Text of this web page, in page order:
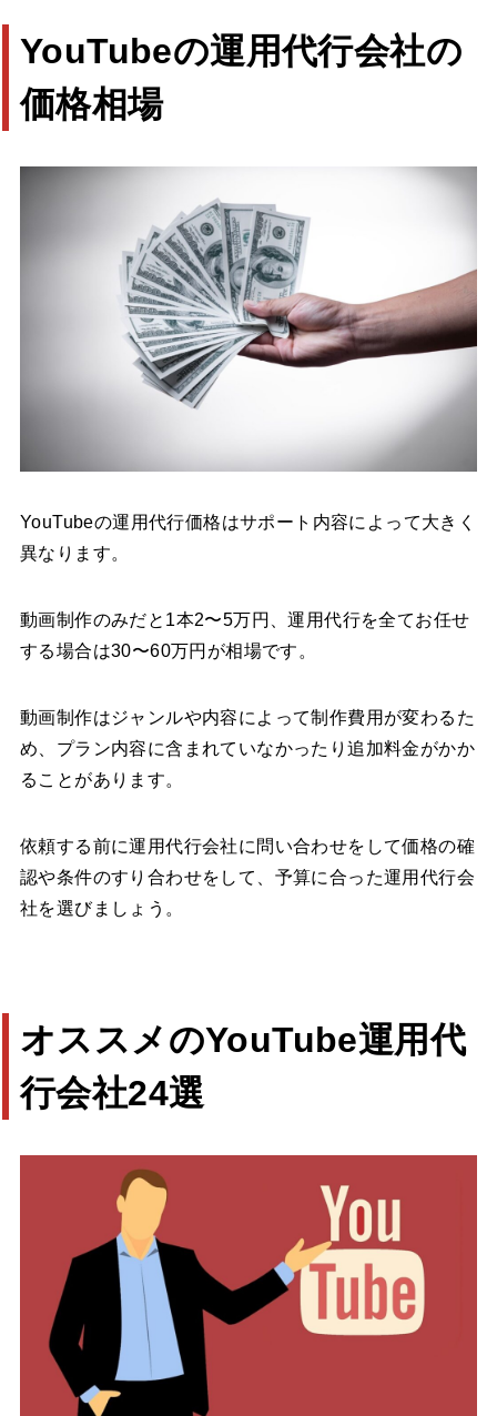
YouTubeの運用代行会社の
価格相場
YouTubeの運用代行価格はサポート内容によって大きく
異なります。
動画制作のみだと1本2〜5万円、運用代行を全てお任せ
する場合は30〜60万円が相場です。
動画制作はジャンルや内容によって制作費用が変わるた
め、プラン内容に含まれていなかったり追加料金がかか
ることがあります。
依頼する前に運用代行会社に問い合わせをして価格の確
認や条件のすり合わせをして、予算に合った運用代行会
社を選びましょう。
オススメのYouTube運用代
行会社24選